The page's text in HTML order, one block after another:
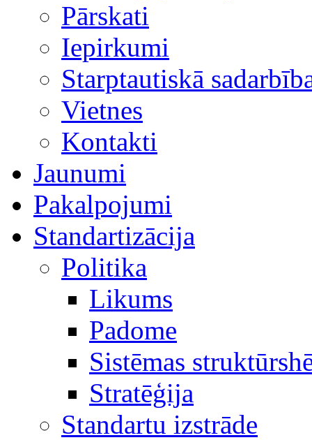
Pārskati
Iepirkumi
Starptautiskā
Vietnes
Kontakti
Jaunumi
Pakalpojumi
Standartizācija
Politika
Likums
Padome
Sistēmas
Stratēģija
Standartu izstrāde